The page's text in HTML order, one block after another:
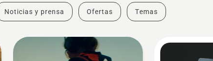
Noticias y prensa Ofertas Temas